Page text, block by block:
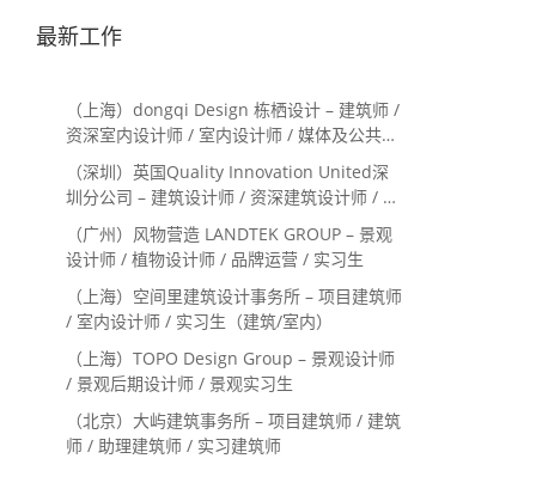
最新工作
（上海）dongqi Design 栋栖设计 – 建筑师 /
资深室内设计师 / 室内设计师 / 媒体及公共关
系主管 / 设计实习生（常年招聘）
（深圳）英国Quality Innovation United深
圳分公司 – 建筑设计师 / 资深建筑设计师 / 室
内设计师 / 设计实习生
（广州）风物营造 LANDTEK GROUP – 景观
设计师 / 植物设计师 / 品牌运营 / 实习生
（上海）空间里建筑设计事务所 – 项目建筑师
/ 室内设计师 / 实习生（建筑/室内）
（上海）TOPO Design Group – 景观设计师
/ 景观后期设计师 / 景观实习生
（北京）大屿建筑事务所 – 项目建筑师 / 建筑
师 / 助理建筑师 / 实习建筑师